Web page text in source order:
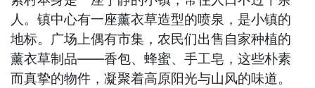
人。镇中心有一座薰衣草造型的喷泉，是小镇的
地标。广场上偶有市集，农民们出售自家种植的
薰衣草制品——香包、蜂蜜、手工皂，这些朴素
而真挚的物件，凝聚着高原阳光与山风的味道。